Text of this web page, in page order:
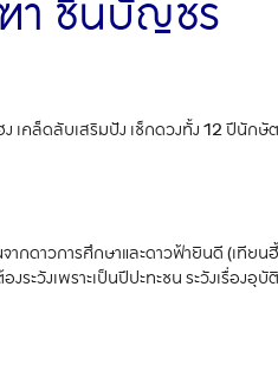
า ชินบัญชร
เคล็ดลับเสริมปัง เช็กดวงทั้ง 12 ปีนักษัต
กดาวการศึกษาและดาวฟ้ายินดี (เทียน
ระวังเพราะเป็นปีปะทะชน ระวังเรื่องอุ